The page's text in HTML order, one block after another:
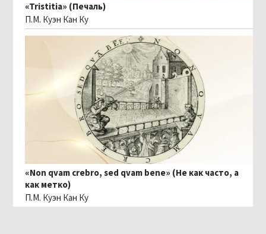
«Tristitia» (Печаль)
П.М. Куэн Кан Ку
«Non qvam crebro, sed qvam bene» (Не как часто, а
как метко)
П.М. Куэн Кан Ку